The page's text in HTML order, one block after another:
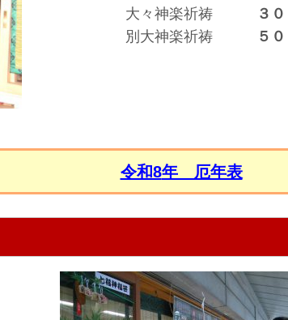
大々神楽祈祷
３
別大神楽祈祷
５
令和8年 厄年表